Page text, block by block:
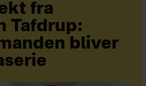
fra
Tafdrup:
bliver